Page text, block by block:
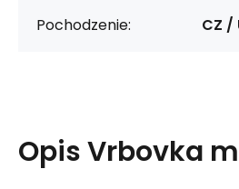
Pochodzenie: CZ /
OpisVrbovka